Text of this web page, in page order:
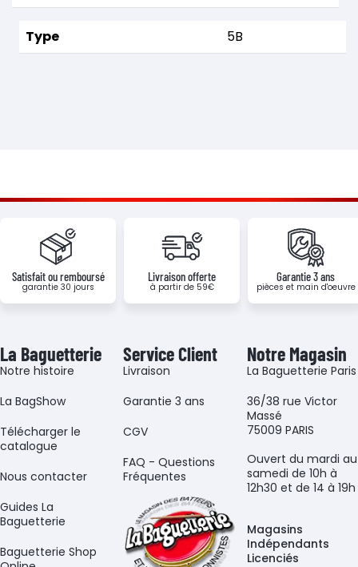
Type 5B
Satisfait ou remboursé
garantie 30 jours
Livraison offerte
à partir de 59€
Garantie 3 ans
pièces et main d'oeuvre
La Baguetterie
Notre histoire
La BagShow
​Télécharger le
catalogue
Nous contacter
Guides La
Baguetterie
Baguetterie Shop
Service Client
Livraison
Garantie 3 ans
CGV
FAQ - Questions
Fréquentes
Notre Magasin
La Baguetterie Paris
36/38 rue Victor
Massé
75009 PARIS
Ouvert du mardi au
samedi de 10h à
12h30 et de 14 à 19h
Magasins
Indépendants
Licenciés